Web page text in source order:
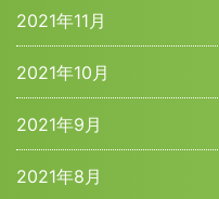
2021年11月
2021年10月
2021年9月
2021年8月